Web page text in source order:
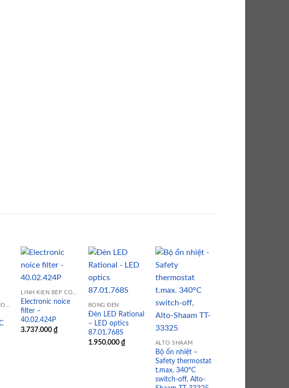
LINH KIỆN BẾP CÔNG NGHIỆP
Add to
wishlist
LINH KIỆN BẾP CÔNG NGHIỆP
Electronic noice
filter –
40.02.424P
3.737.000₫
Add to
BÓNG ĐÈN
Đèn LED Rational
– LED optics
87.01.768S
1.950.000 ₫
Add to
wishlist
ALTO SHAAM
Bộ ổn nhiệt –
Safety thermostat
t.max. 340°C
switch-off, Alto-